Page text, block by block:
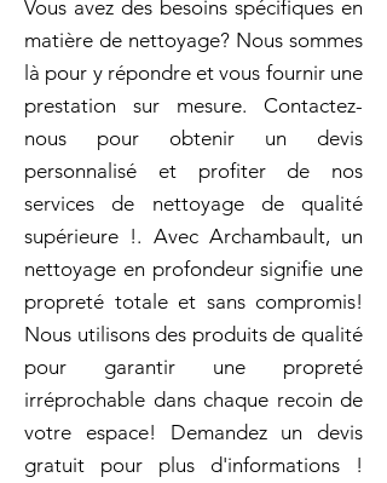
Vous avez des besoins spécifiques en
matière de nettoyage? Nous sommes
là pour y répondre et vous fournir une
prestation sur mesure. Contactez-
nous pour obtenir un devis
personnalisé et profiter de nos
services de nettoyage de qualité
supérieure !. Avec Archambault, un
nettoyage en profondeur signifie une
propreté totale et sans compromis!
Nous utilisons des produits de qualité
pour garantir une propreté
irréprochable dans chaque recoin de
votre espace! Demandez un devis
gratuit pour plus d'informations !